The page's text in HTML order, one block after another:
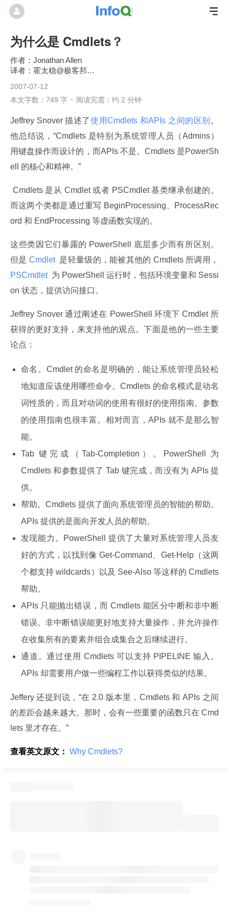
为什么是 Cmdlets？
Jonathan Allen
霍太稳@极客邦科技
2007-07-12
本文字数：749 字
阅读完需：约 2 分钟
Jeffrey Snover 描述了使用Cmdlets 和APIs 之间的区别 。
他总结说，“Cmdlets 是特别为系统管理人员（Admins）
用键盘操作而设计的，而APIs 不是。Cmdlets 是PowerSh
ell 的核心和精神。”
而这两个类都是通过重写 BeginProcessing、ProcessRec
ord 和 EndProcessing 等虚函数实现的。
这些类因它们暴露的 PowerShell 底层多少而有所区别。
但是 Cmdlet 是轻量级的，能被其他的 Cmdlets 所调用，
PSCmdlet 为 PowerShell 运行时，包括环境变量和 Sessi
on 状态，提供访问接口。
Jeffrey Snover 通过阐述在 PowerShell 环境下 Cmdlet 所
获得的更好支持，来支持他的观点。下面是他的一些主要
论点：
命名。Cmdlet 的命名是明确的，能让系统管理员轻松
地知道应该使用哪些命令。Cmdlets 的命名模式是动名
词性质的，而且对动词的使用有很好的使用指南。参数
的使用指南也很丰富。相对而言，APIs 就不是那么智
能。
Tab 键完成（Tab-Completion）。PowerShell 为
Cmdlets 和参数提供了 Tab 键完成，而没有为 APIs 提
供。
帮助。Cmdlets 提供了面向系统管理员的智能的帮助。
APIs 提供的是面向开发人员的帮助。
发现能力。PowerShell 提供了大量对系统管理人员友
好的方式，以找到像 Get-Command、Get-Help（这两
个都支持 wildcards）以及 See-Also 等这样的 Cmdlets
帮助。
APIs 只能抛出错误，而 Cmdlets 能区分中断和非中断
错误。非中断错误能更好地支持大量操作，并允许操作
在收集所有的要素并组合成集合之后继续进行。
通道。通过使用 Cmdlets 可以支持 PIPELINE 输入。
APIs 却需要用户做一些编程工作以获得类似的结果。
Jeffery 还提到说，“在 2.0 版本里，Cmdlets 和 APIs 之间
的差距会越来越大。那时，会有一些重要的函数只在 Cmd
lets 里才存在。”
查看英文原文： Why Cmdlets?